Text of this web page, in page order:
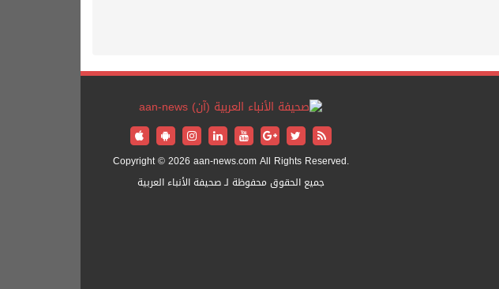
Copyright © 2026 aan-news.com All Rights Reserved.
جميع الحقوق محفوظة لـ صحيفة الأنباء العربية